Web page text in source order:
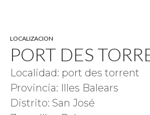
LOCALIZACION
PORT DES
Localidad: port des torrent
Provincia: Illes Balears
Distrito: San José